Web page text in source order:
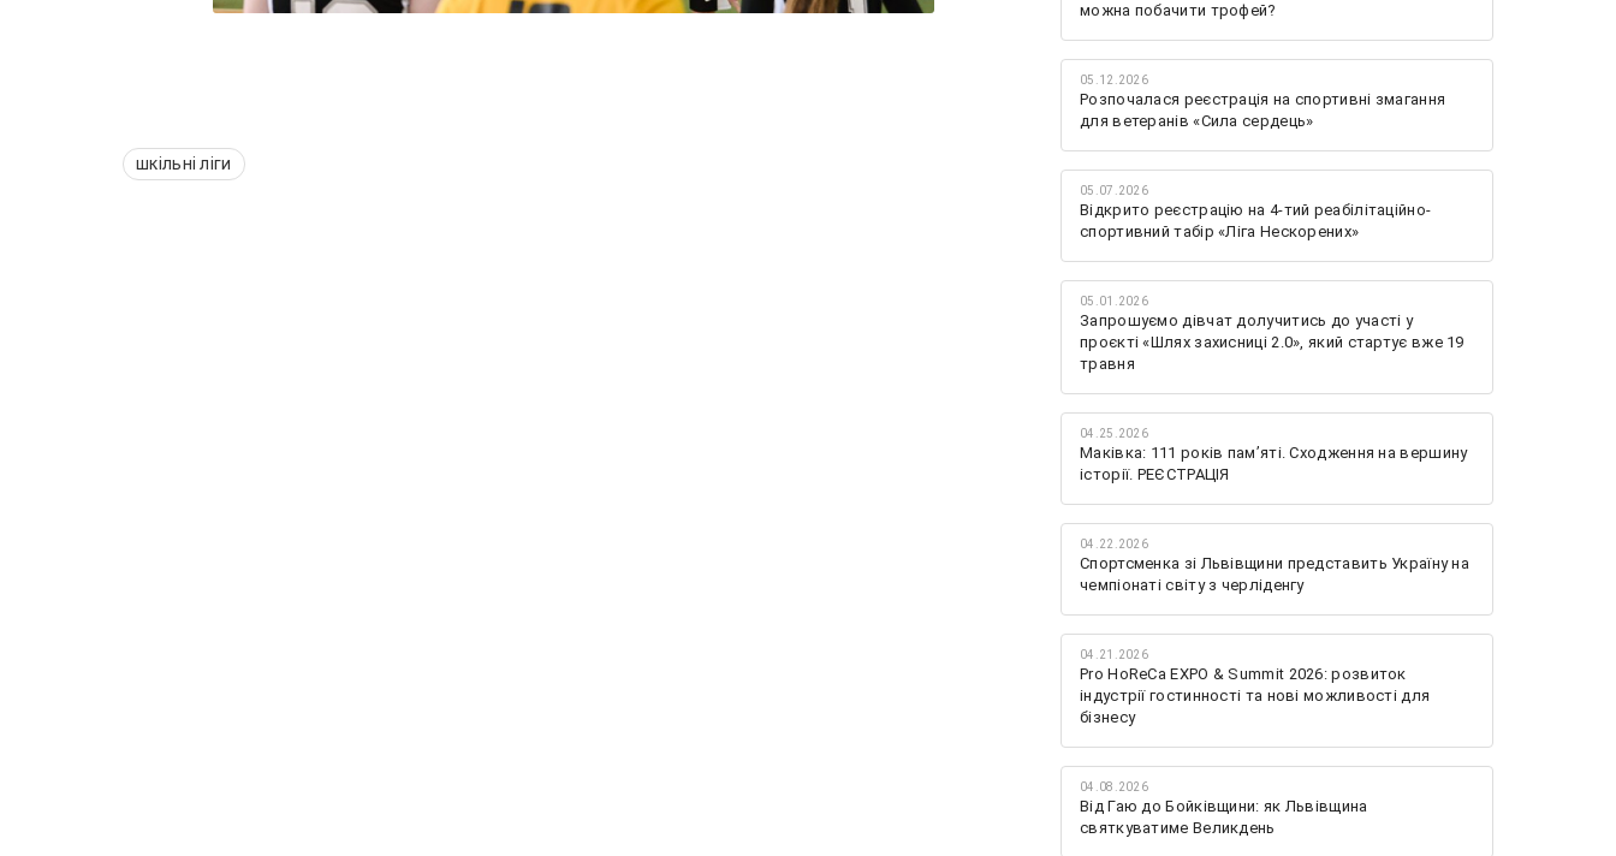
шкільні ліги
можна побачити трофей?
05.12.2026
Розпочалася реєстрація на спортивні змагання
для ветеранів «Сила сердець»
05.07.2026
Відкрито реєстрацію на 4-тий реабілітаційно-
спортивний табір «Ліга Нескорених»
05.01.2026
Запрошуємо дівчат долучитись до участі у
проєкті «Шлях захисниці 2.0», який стартує вже 19
травня
04.25.2026
Маківка: 111 років пам’яті. Сходження на вершину
історії. РЕЄСТРАЦІЯ
04.22.2026
Спортсменка зі Львівщини представить Україну на
чемпіонаті світу з черліденгу
04.21.2026
Pro HoReCa EXPO & Summit 2026: розвиток
індустрії гостинності та нові можливості для
бізнесу
04.08.2026
Від Гаю до Бойківщини: як Львівщина
святкуватиме Великдень